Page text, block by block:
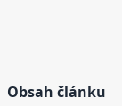
Obsah článku